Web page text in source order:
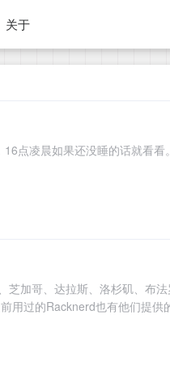
关于
点凌晨如果还没睡的话就看
加哥、达拉斯、洛杉矶、布
用过的Racknerd也有他们提供